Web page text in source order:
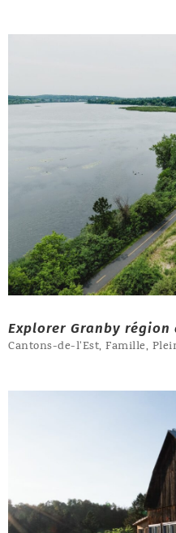
Explorer Granby
Cantons-de-l'Est, Famille,